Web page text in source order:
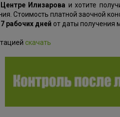
Илизарова и хотите
Стоимость платной заочной
7 рабочих дней от даты получения
скачать